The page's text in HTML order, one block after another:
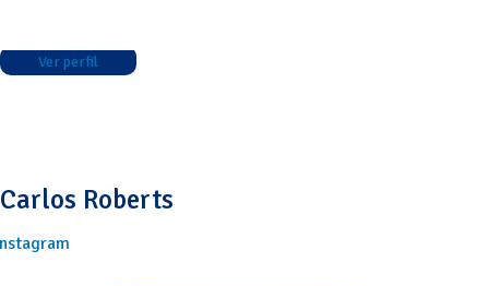
Ver perfil
Carlos Roberts